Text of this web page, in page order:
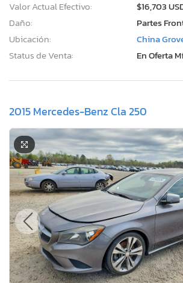
Valor Actual Efectivo:
$16,703
Daño:
Partes
Ubicación:
China
Status de Venta:
En Oferta
2015 Mercedes-Benz Cla 250